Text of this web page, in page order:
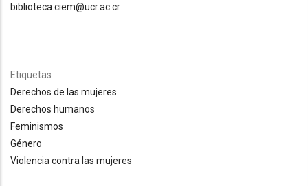
biblioteca.ciem@ucr.ac.cr
Etiquetas
Derechos de las mujeres
Derechos humanos
Feminismos
Género
Violencia contra las mujeres